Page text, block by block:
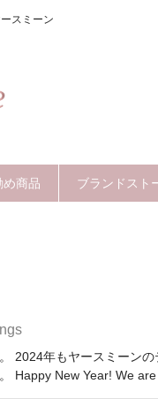
スミーン
商品 ブランドスト
2024年もヤースミーン
Happy New Year! We